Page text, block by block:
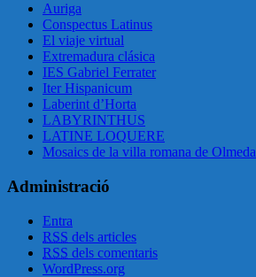
Auriga
Conspectus Latinus
El viaje virtual
Extremadura clásica
IES Gabriel Ferrater
Iter Hispanicum
Laberint d’Horta
LABYRINTHUS
LATINE LOQUERE
Mosaics de la villa romana de Olmeda
Administració
Entra
RSS dels articles
RSS dels comentaris
WordPress.org